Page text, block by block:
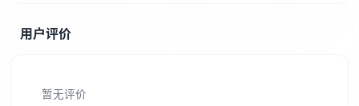
用户评价
暂无评价